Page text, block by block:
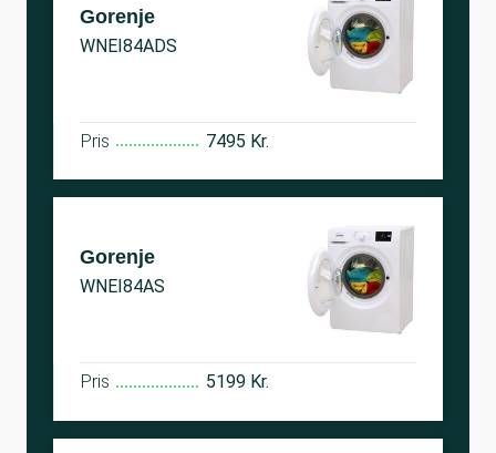
Gorenje
WNEI84ADS
Pris 7495 Kr.
Gorenje
WNEI84AS
Pris 5199 Kr.